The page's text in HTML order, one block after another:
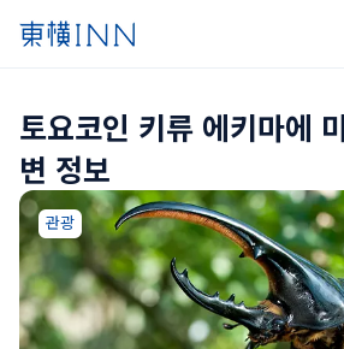
토요코인 키류 에키마에
변 정보
관광